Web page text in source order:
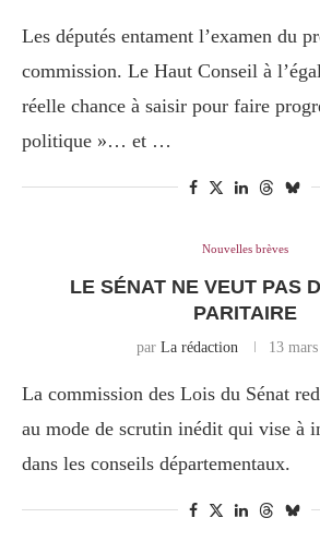
Les députés entament l’examen du
commission. Le Haut Conseil à
réelle chance à saisir pour faire
politique »… et …
Nouvelles brèves
LE SÉNAT NE VEUT PAS
PARITAIRE
par La rédaction 13
La commission des Lois du Sénat
au mode de scrutin inédit qui vise à
dans les conseils départementaux.